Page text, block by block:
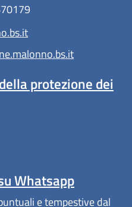
protezione dei
Whatsapp
e tempestive dal